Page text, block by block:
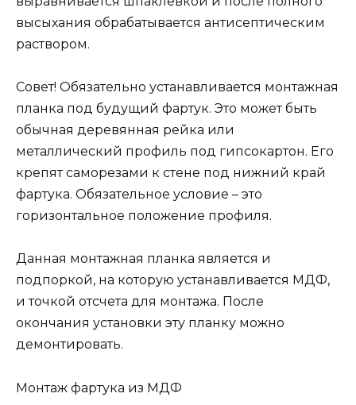
высыхания обрабатывается антисептическим
раствором.
Совет! Обязательно устанавливается монтажная
планка под будущий фартук. Это может быть
обычная деревянная рейка или
металлический профиль под гипсокартон. Его
крепят саморезами к стене под нижний край
фартука. Обязательное условие – это
горизонтальное положение профиля.
Данная монтажная планка является и
подпоркой, на которую устанавливается МДФ,
и точкой отсчета для монтажа. После
окончания установки эту планку можно
демонтировать.
Монтаж фартука из МДФ